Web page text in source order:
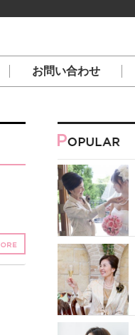
お問い合わせ